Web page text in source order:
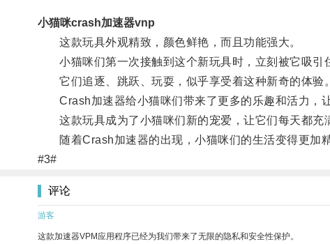
小猫咪crash加速器vnp
这款玩具外观精致，颜色鲜艳，而且功能强大。
小猫咪们第一次接触到这个新玩具时，立刻被它吸引
它们追逐、跳跃、玩耍，似乎享受着这种新奇的体验。
Crash加速器给小猫咪们带来了更多的乐趣和活力，让
这款玩具成为了小猫咪们新的宠爱，让它们每天都充
随着Crash加速器的出现，小猫咪们的生活变得更加精
#3#
评论
游客
这款加速器VPM应用程序已经为我们带来了无限的隐私和安全性保护。